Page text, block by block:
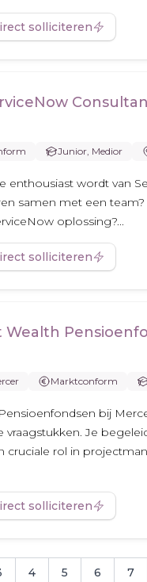
solliciteren
Junior, Medior
enthousiast wordt van
samen met een
oplossing?...
solliciteren
Wealth
Marktconform
bij
vraagstukken. Je
cruciale rol in
solliciteren
4 5 6 7